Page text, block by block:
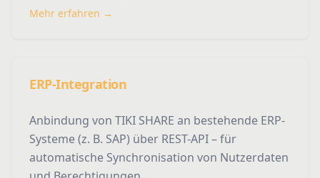
Mehr erfahren →
ERP-Integration
Anbindung von TIKI SHARE an bestehende ERP-
Systeme (z. B. SAP) über REST-API – für
automatische Synchronisation von Nutzerdaten